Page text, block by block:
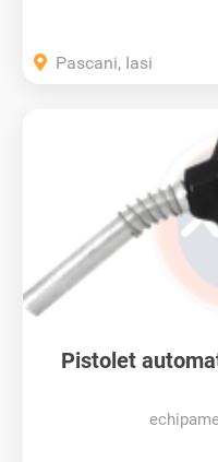
Pascani, Iasi
Pistolet